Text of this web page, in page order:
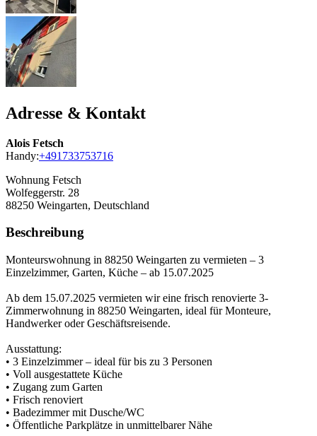
Adresse & Kontakt
Alois Fetsch
Handy:+491733753716
Wohnung Fetsch
Wolfeggerstr. 28
88250 Weingarten, Deutschland
Beschreibung
Monteurswohnung in 88250 Weingarten zu vermieten – 3
Einzelzimmer, Garten, Küche – ab 15.07.2025
Ab dem 15.07.2025 vermieten wir eine frisch renovierte 3-
Zimmerwohnung in 88250 Weingarten, ideal für Monteure,
Handwerker oder Geschäftsreisende.
Ausstattung:
• 3 Einzelzimmer – ideal für bis zu 3 Personen
• Voll ausgestattete Küche
• Zugang zum Garten
• Frisch renoviert
• Badezimmer mit Dusche/WC
• Öffentliche Parkplätze in unmittelbarer Nähe